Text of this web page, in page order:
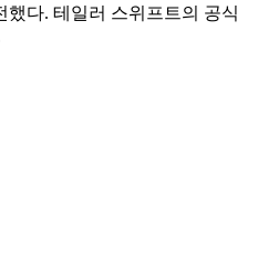
했다. 테일러 스위프트의 공식